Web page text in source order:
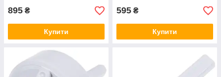
895 ₴
Купити
595 ₴
Купити